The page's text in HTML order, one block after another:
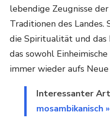
lebendige Zeugnisse
Traditionen des Landes.
die Spiritualität und
das sowohl
immer wieder aufs
Interessanter
mosambikanisch